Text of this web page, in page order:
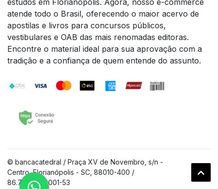
estudos em Florianópolis. Agora, nosso e-commerce
atende todo o Brasil, oferecendo o maior acervo de
apostilas e livros para concursos públicos,
vestibulares e OAB das mais renomadas editoras.
Encontre o material ideal para sua aprovação com a
tradição e a confiança de quem entende do assunto.
© bancacatedral / Praça XV de Novembro, s/n -
Centro, Florianópolis - SC, 88010-400 /
86.739.125/0001-53